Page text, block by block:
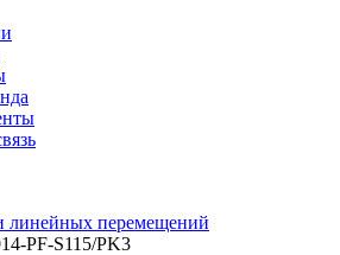
линейных перемещений
PF-S115/PK3